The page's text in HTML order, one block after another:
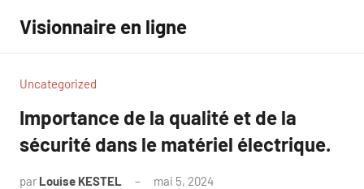
contenu
Visionnaire en ligne
Uncategorized
Importance de la qualité et de la
sécurité dans le matériel électrique.
par Louise KESTEL mai 5, 2024